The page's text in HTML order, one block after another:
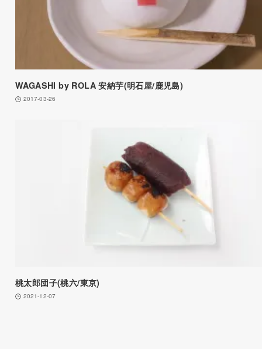
WAGASHI by ROLA 安納芋(明石屋/鹿児島)
2017-03-26
桃太郎団子(桃六/東京)
2021-12-07